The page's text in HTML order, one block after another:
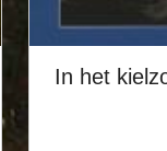
In het